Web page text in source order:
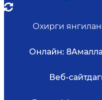
Охирги
Онлайн: 8
Веб-